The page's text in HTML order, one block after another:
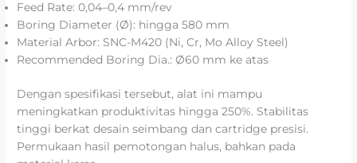
Feed Rate: 0,04–0,4 mm/rev
Boring Diameter (Ø): hingga 580 mm
Material Arbor: SNC-M420 (Ni, Cr, Mo Alloy Steel)
Recommended Boring Dia.: Ø60 mm ke atas
Dengan spesifikasi tersebut, alat ini mampu
meningkatkan produktivitas hingga 250%. Stabilitas
tinggi berkat desain seimbang dan cartridge presisi.
Permukaan hasil pemotongan halus, bahkan pada